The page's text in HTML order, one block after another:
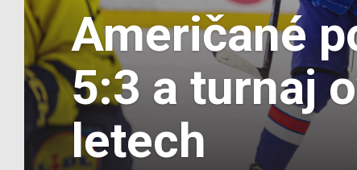
Američané
5:3 a turnaj
letech